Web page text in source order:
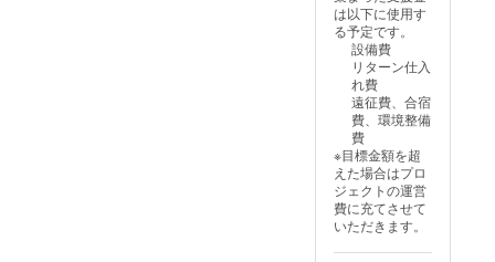
シャ
ツ】を
送らせ
ていた
だきま
す。色
は紺白
（メイ
ンが紺
色で文
字が白
色）,白
紺,紺赤
から、
埼玉大
学硬式
野球部T
シャ
送らせ
ていた
す。色
は紺白
（メイ
ンが紺
色で文
字が白
紙】を
送らせ
ていた
だきま
手紙は
一枚に
すの
で、ご
希望の
選手が
いらっ
しゃい
は以下に使用す
る予定です。
設備費
リターン仕入
れ費
遠征費、合宿
費、環境整備
費
※目標金額を超
えた場合はプロ
ジェクトの運営
費に充てさせて
いただきます。